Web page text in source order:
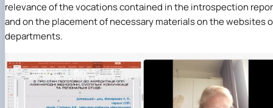
relevance of the vocations contained in the introspection
and on the placement of necessary materials on the websites
departments.